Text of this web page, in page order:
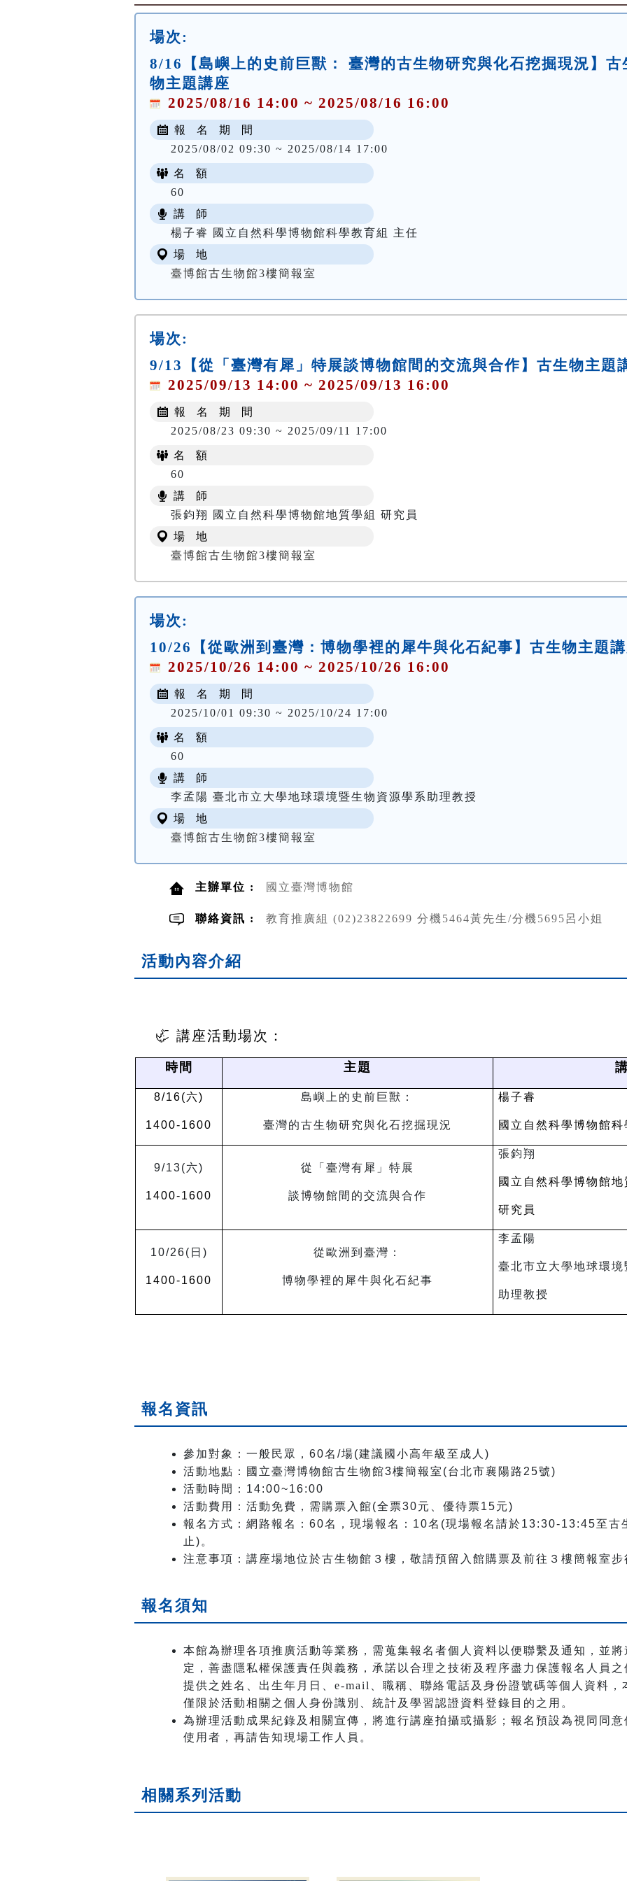
場次:
8/16【島嶼上的史前巨獸： 臺灣的古生物研究與化石挖掘現況】古
物主題講座
2025/08/16 14:00 ~ 2025/08/16 16:00
報 名 期 間
2025/08/02 09:30 ~ 2025/08/14 17:00
名 額
60
講 師
楊子睿 國立自然科學博物館科學教育組 主任
場 地
臺博館古生物館3樓簡報室
場次:
9/13【從「臺灣有犀」特展談博物館間的交流與合作】古生物主題
2025/09/13 14:00 ~ 2025/09/13 16:00
報 名 期 間
2025/08/23 09:30 ~ 2025/09/11 17:00
名 額
60
講 師
張鈞翔 國立自然科學博物館地質學組 研究員
場 地
臺博館古生物館3樓簡報室
場次:
10/26【從歐洲到臺灣：博物學裡的犀牛與化石紀事】古生物主題
2025/10/26 14:00 ~ 2025/10/26 16:00
報 名 期 間
2025/10/01 09:30 ~ 2025/10/24 17:00
名 額
60
講 師
李孟陽 臺北市立大學地球環境暨生物資源學系助理教授
場 地
臺博館古生物館3樓簡報室
主辦單位 : 國立臺灣博物館
聯絡資訊 : 教育推廣組 (02)23822699 分機5464黃先生/分機5695呂小姐
活動內容介紹
🦏 講座活動場次：
時間 主題
8/16(六)
1400-1600
島嶼上的史前巨獸：
臺灣的古生物研究與化石挖掘現況
楊子睿
國立自然科學博物館科
9/13(六)
1400-1600
從「臺灣有犀」特展
談博物館間的交流與合作
張鈞翔
國立自然科學博物館
研究員
10/26( 日 )
1400-1600
從歐洲到臺灣：
博物學裡的犀牛與化石紀事
李孟陽
臺北市立大學地球環
助理教授
報名資訊
參加對象：一般民眾， 60名 /場(建議國小高年級至成人)
活動地點：國立臺灣博物館古生物館3樓簡報室 (台北市襄陽路25號)
活動時間： 14:00~16:00
活動費用：活動免費，需購票入館(全票30元、優待票15元)
報名方式：網路報名： 60名，現場報名：10名(現場報名請於13:30-13:45至古
止)。
注意事項：講座場地位於古生物館３樓，敬請預留入館購票及前往３樓簡報室
報名須知
本館為辦理各項推廣活動等業務，需蒐集報名者個人資料以便聯繫及通知，並
定，善盡隱私權保護責任與義務，承諾以合理之技術及程序盡力保護報名人員
提供之姓名、出生年月日、e-mail、職稱、聯絡電話及身份證號碼等個人資料
僅限於活動相關之個人身份識別、統計及學習認證資料登錄目的之用。
為辦理活動成果紀錄及相關宣傳，將進行講座拍攝或攝影；報名預設為視同同
使用者，再請告知現場工作人員。
相關系列活動